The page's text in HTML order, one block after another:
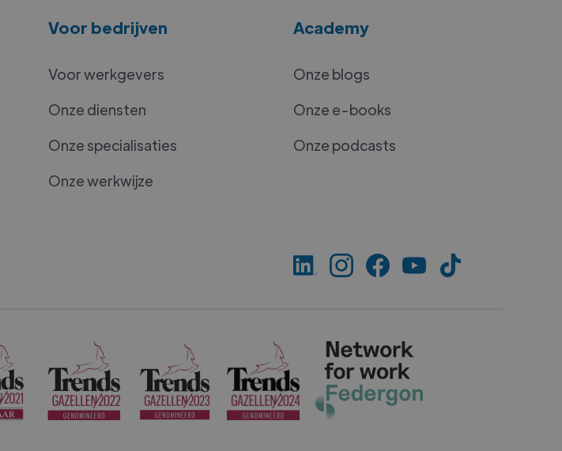
Voor bedrijven
Voor werkgevers
Onze diensten
Onze specialisaties
Onze werkwijze
Academy
Onze blogs
Onze e-books
Onze podcasts